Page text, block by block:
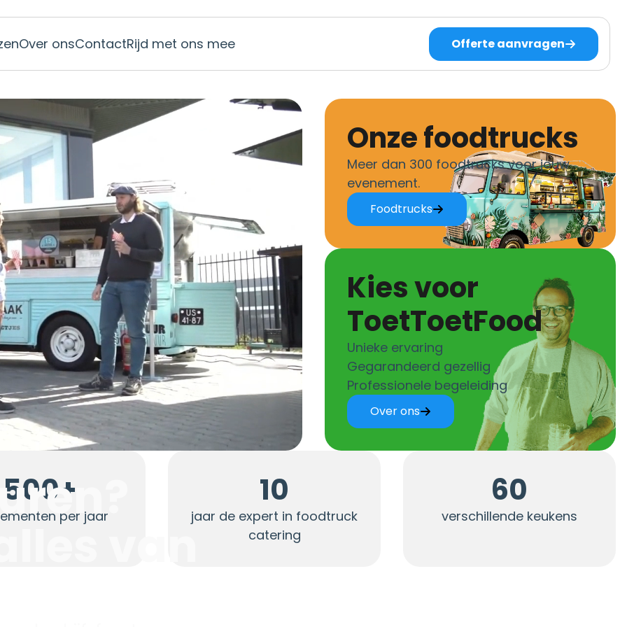
Over onsContactRijd met ons mee Offerte aanvragen
van
Onze foodtrucks
Meer dan 300 foodtrucks voor jouw
evenement.
Foodtrucks
Kies voor
ToetToetFood
Unieke ervaring
Gegarandeerd gezellig
Professionele begeleiding
Over ons
500+
per jaar
10
jaar de expert in foodtruck
catering
60
verschillende keukens